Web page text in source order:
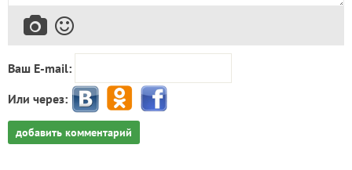
Ваш E-mail:
Или через:
добавить комментарий